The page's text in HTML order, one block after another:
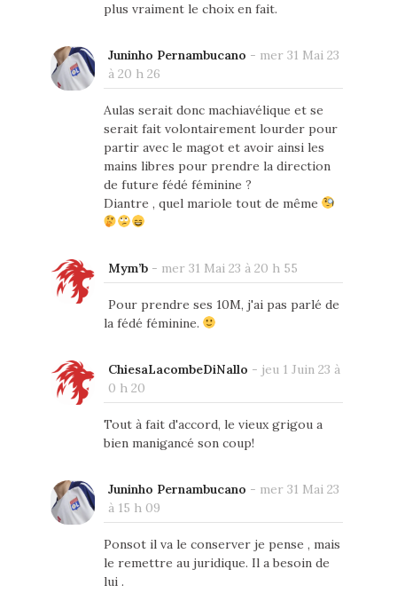
plus vraiment le choix en fait.
Juninho Pernambucano - mer 31 Mai 23
à 20 h 26
Aulas serait donc machiavélique et se
serait fait volontairement lourder pour
partir avec le magot et avoir ainsi les
mains libres pour prendre la direction
de future fédé féminine ?
Diantre , quel mariole tout de même
Mym’b- mer 31 Mai 23 à 20 h 55
Pour prendre ses 10M, j'ai pas parlé de
la fédé féminine.
ChiesaLacombeDiNallo - jeu 1 Juin 23 à
0 h 20
Tout à fait d'accord, le vieux grigou a
bien manigancé son coup!
Juninho Pernambucano - mer 31 Mai 23
à 15 h 09
Ponsot il va le conserver je pense , mais
le remettre au juridique. Il a besoin de
lui .